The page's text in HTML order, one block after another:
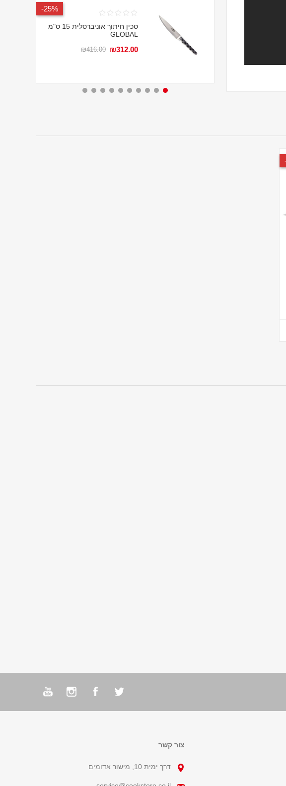
25%-
סכין חיתוך אוניברסלית 15 ס"מ
GLOBAL
₪312.00
₪416.00
צור קשר
דרך ימית 10, מישור אדומים